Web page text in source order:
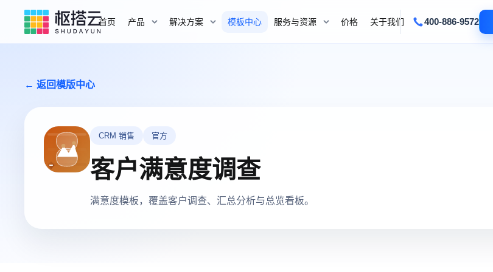
首页 产品 解决方案 模板中心 服务与资源 价格 关于我们 400-886-9572
← 返回模版中心
CRM 销售 官方
客户满意度调查
满意度模板，覆盖客户调查、汇总分析与总览看板。